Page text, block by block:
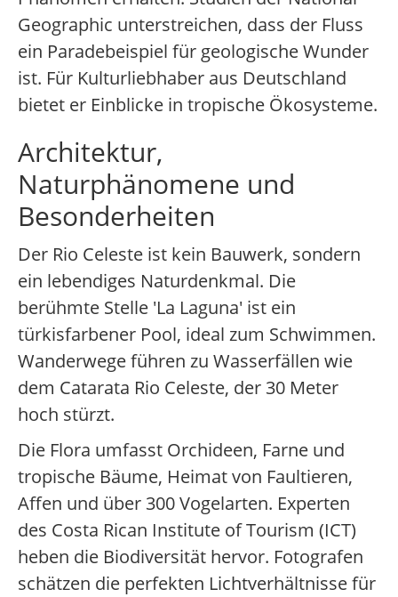
Geographic unterstreichen, dass der Fluss
ein Paradebeispiel für geologische Wunder
ist. Für Kulturliebhaber aus Deutschland
bietet er Einblicke in tropische Ökosysteme.
Architektur,
Naturphänomene und
Besonderheiten
Der Rio Celeste ist kein Bauwerk, sondern
ein lebendiges Naturdenkmal. Die
berühmte Stelle 'La Laguna' ist ein
türkisfarbener Pool, ideal zum Schwimmen.
Wanderwege führen zu Wasserfällen wie
dem Catarata Rio Celeste, der 30 Meter
hoch stürzt.
Die Flora umfasst Orchideen, Farne und
tropische Bäume, Heimat von Faultieren,
Affen und über 300 Vogelarten. Experten
des Costa Rican Institute of Tourism (ICT)
heben die Biodiversität hervor. Fotografen
schätzen die perfekten Lichtverhältnisse für